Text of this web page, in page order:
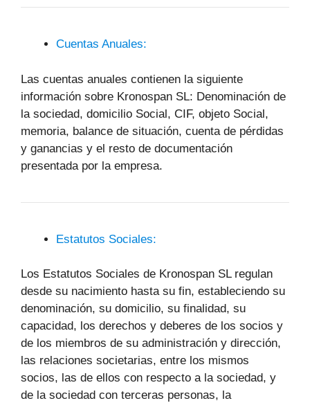
Cuentas Anuales:
Las cuentas anuales contienen la siguiente
información sobre Kronospan SL: Denominación de
la sociedad, domicilio Social, CIF, objeto Social,
memoria, balance de situación, cuenta de pérdidas
y ganancias y el resto de documentación
presentada por la empresa.
Estatutos Sociales:
Los Estatutos Sociales de Kronospan SL regulan
desde su nacimiento hasta su fin, estableciendo su
denominación, su domicilio, su finalidad, su
capacidad, los derechos y deberes de los socios y
de los miembros de su administración y dirección,
las relaciones societarias, entre los mismos
socios, las de ellos con respecto a la sociedad, y
de la sociedad con terceras personas, la